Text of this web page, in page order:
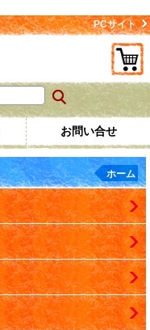
PCサイト
お問い合せ
ホーム